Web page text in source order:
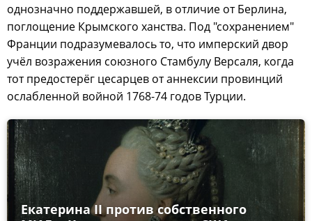
однозначно поддержавшей, в отличие от Берлина,
поглощение Крымского ханства. Под "сохранением"
Франции подразумевалось то, что имперский двор
учёл возражения союзного Стамбулу Версаля, когда
тот предостерёг цесарцев от аннексии провинций
ослабленной войной 1768-74 годов Турции.
Екатерина II против собственного